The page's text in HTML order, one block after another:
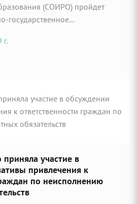
(СОИРО) пройдет
государственное...
участие в
привлечения к
по неисполнению